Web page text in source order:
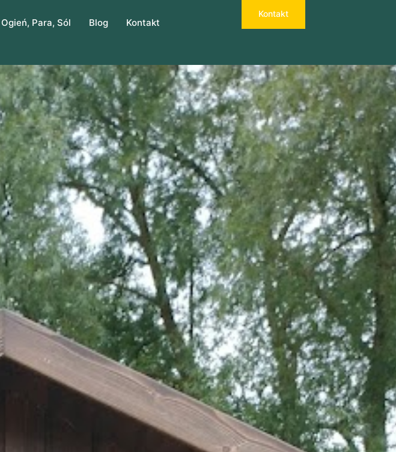
Ogień, Para, Sól Blog Kontakt
Kontakt